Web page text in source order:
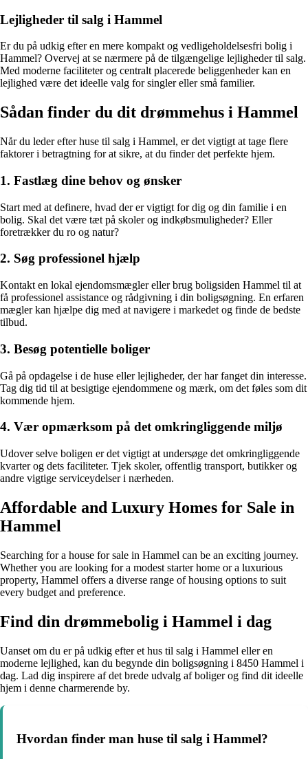
Lejligheder til salg i Hammel
Er du på udkig efter en mere kompakt og vedligeholdelsesfri bolig i
Hammel? Overvej at se nærmere på de tilgængelige lejligheder til salg.
Med moderne faciliteter og centralt placerede beliggenheder kan en
lejlighed være det ideelle valg for singler eller små familier.
Sådan finder du dit drømmehus i Hammel
Når du leder efter huse til salg i Hammel, er det vigtigt at tage flere
faktorer i betragtning for at sikre, at du finder det perfekte hjem.
1. Fastlæg dine behov og ønsker
Start med at definere, hvad der er vigtigt for dig og din familie i en
bolig. Skal det være tæt på skoler og indkøbsmuligheder? Eller
foretrækker du ro og natur?
2. Søg professionel hjælp
Kontakt en lokal ejendomsmægler eller brug boligsiden Hammel til at
få professionel assistance og rådgivning i din boligsøgning. En erfaren
mægler kan hjælpe dig med at navigere i markedet og finde de bedste
tilbud.
3. Besøg potentielle boliger
Gå på opdagelse i de huse eller lejligheder, der har fanget din interesse.
Tag dig tid til at besigtige ejendommene og mærk, om det føles som dit
kommende hjem.
4. Vær opmærksom på det omkringliggende miljø
Udover selve boligen er det vigtigt at undersøge det omkringliggende
kvarter og dets faciliteter. Tjek skoler, offentlig transport, butikker og
andre vigtige serviceydelser i nærheden.
Affordable and Luxury Homes for Sale in
Hammel
Searching for a house for sale in Hammel can be an exciting journey.
Whether you are looking for a modest starter home or a luxurious
property, Hammel offers a diverse range of housing options to suit
every budget and preference.
Find din drømmebolig i Hammel i dag
Uanset om du er på udkig efter et hus til salg i Hammel eller en
moderne lejlighed, kan du begynde din boligsøgning i 8450 Hammel i
dag. Lad dig inspirere af det brede udvalg af boliger og find dit ideelle
hjem i denne charmerende by.
Hvordan finder man huse til salg i Hammel?